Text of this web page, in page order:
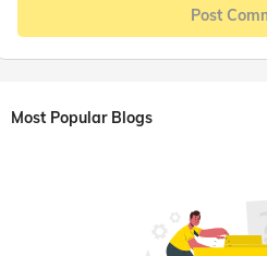
Post
Most Popular Blogs